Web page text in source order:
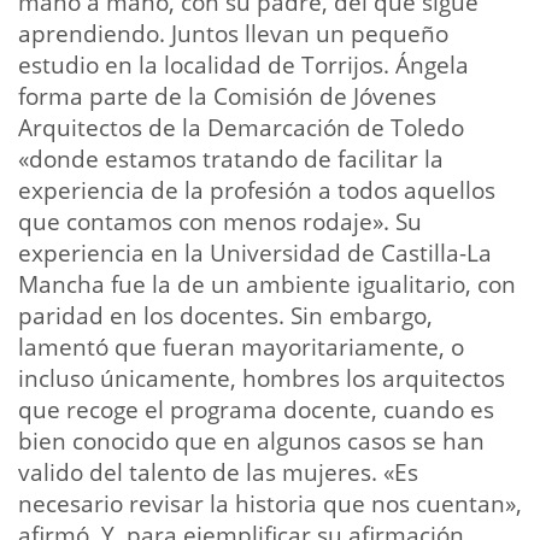
aprendiendo. Juntos llevan un pequeño
estudio en la localidad de Torrijos. Ángela
forma parte de la Comisión de Jóvenes
Arquitectos de la Demarcación de Toledo
«donde estamos tratando de facilitar la
experiencia de la profesión a todos aquellos
que contamos con menos rodaje». Su
experiencia en la Universidad de Castilla-La
Mancha fue la de un ambiente igualitario, con
paridad en los docentes. Sin embargo,
lamentó que fueran mayoritariamente, o
incluso únicamente, hombres los arquitectos
que recoge el programa docente, cuando es
bien conocido que en algunos casos se han
valido del talento de las mujeres. «Es
necesario revisar la historia que nos cuentan»,